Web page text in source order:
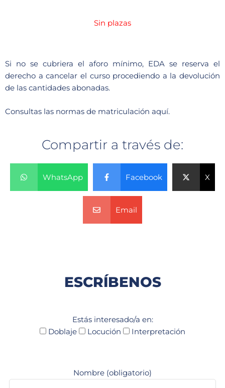
Sin plazas
Si no se cubriera el aforo mínimo, EDA se reserva el
derecho a cancelar el curso procediendo a la devolución
de las cantidades abonadas.
Consultas las normas de matriculación aquí.
Compartir a través de:
WhatsApp Facebook X
Email
ESCRÍBENOS
Estás interesado/a en:
Doblaje
Locución Interpretación
Nombre (obligatorio)